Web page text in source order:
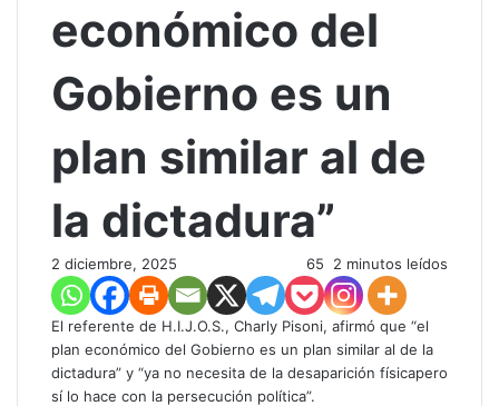
económico del
Gobierno es un
plan similar al de
la dictadura”
2 diciembre, 2025 65 2 minutos leídos
​El referente de H.I.J.O.S., Charly Pisoni, afirmó que “el
plan económico del Gobierno es un plan similar al de la
dictadura” y “ya no necesita de la desaparición físicapero
sí lo hace con la persecución política”.